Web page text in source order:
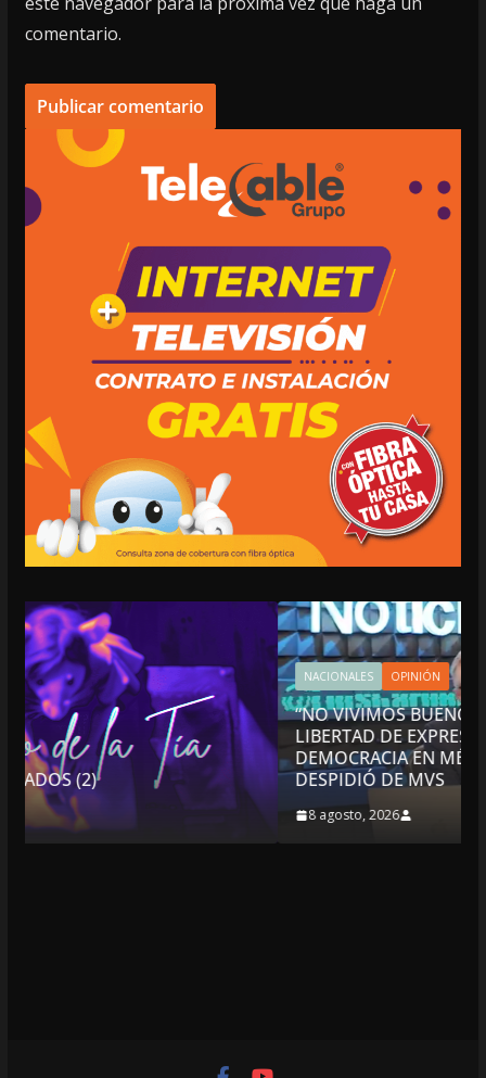
comentario.
NACIONALES OPINIÓN
“NO VIVIMOS BUENOS TIEMPOS PARA LA
LIBERTAD DE EXPRESIÓN NI PARA LA
DEMOCRACIA EN MÉXICO”: LUIS CÁRDENAS; SE
DESPIDIÓ DE MVS
8 agosto, 2026